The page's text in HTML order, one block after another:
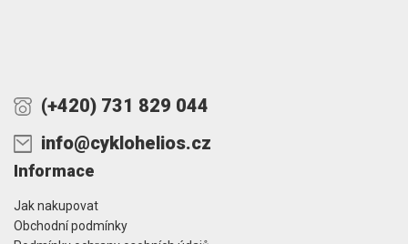
(+420) 731 829 044
info@cyklohelios.cz
Informace
Jak nakupovat
Obchodní podmínky